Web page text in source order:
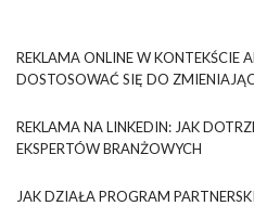
REKLAMA ONLINE W KONTEKŚCIE
DOSTOSOWAĆ SIĘ DO
REKLAMA NA LINKEDIN: JAK
EKSPERTÓW BRANŻOWYCH
JAK DZIAŁA PROGRAM